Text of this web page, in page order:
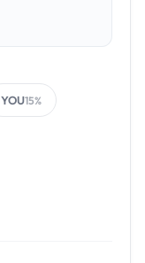
YOU15%